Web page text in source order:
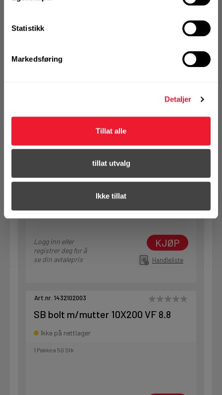
Statistikk
Markedsføring
Detaljer
Tillat alle
tillat utvalg
Ikke tillat
1 Pakke a 50 Stk
Handleliste
Logg inn eller
registrer deg for å
se din avtalepris
KJØP
Handleliste
Art.nr. 1432102003
SB bolt m/mutter 10X200 VF 8.8
Ikke på nettlager
1 Pakke a 50 Stk